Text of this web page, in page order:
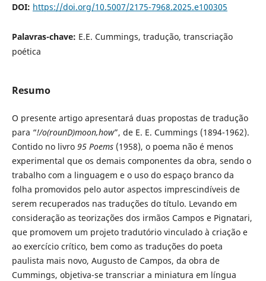
DOI: https://doi.org/10.5007/2175-7968.2025.e100305
Palavras-chave: E.E. Cummings, tradução, transcriação
poética
Resumo
O presente artigo apresentará duas propostas de tradução
para “!/o(rounD)moon,how”, de E. E. Cummings (1894-1962).
Contido no livro 95 Poems (1958), o poema não é menos
experimental que os demais componentes da obra, sendo o
trabalho com a linguagem e o uso do espaço branco da
folha promovidos pelo autor aspectos imprescindíveis de
serem recuperados nas traduções do título. Levando em
consideração as teorizações dos irmãos Campos e Pignatari,
que promovem um projeto tradutório vinculado à criação e
ao exercício crítico, bem como as traduções do poeta
paulista mais novo, Augusto de Campos, da obra de
Cummings, objetiva-se transcriar a miniatura em língua